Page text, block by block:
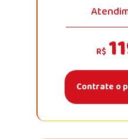
R$
Contrate o